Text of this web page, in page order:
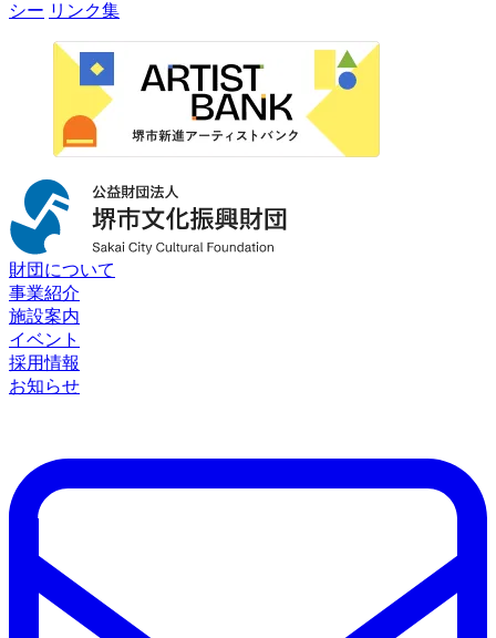
シー リンク集
財団について
事業紹介
施設案内
イベント
採用情報
お知らせ